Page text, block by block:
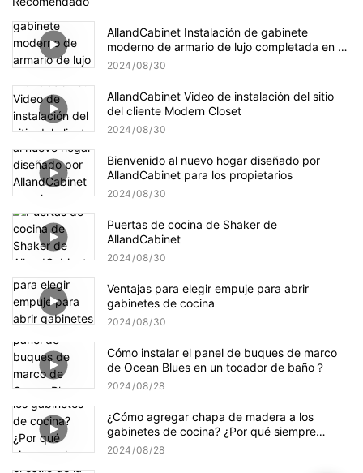
AllandCabinet Instalación de gabinete
moderno de armario de lujo completada en el
sitio del cliente
2024 08 30
AllandCabinet Video de instalación del sitio
del cliente Modern Closet
2024 08 30
Bienvenido al nuevo hogar diseñado por
AllandCabinet para los propietarios
2024 08 30
Puertas de cocina de Shaker de
AllandCabinet
2024 08 30
Ventajas para elegir empuje para abrir
gabinetes de cocina
2024 08 30
Cómo instalar el panel de buques de marco
de Ocean Blues en un tocador de baño？
2024 08 28
¿Cómo agregar chapa de madera a los
gabinetes de cocina? ¿Por qué siempre
chapa en ambos lados de un sustrato?
2024 08 28